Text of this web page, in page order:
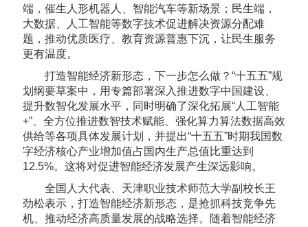
端，催生人形机器人、智能汽车等新场景；民生端，
大数据、人工智能等数字技术促进解决资源分配难
题，推动优质医疗、教育资源普惠下沉，让民生服务
更有温度。
打造智能经济新形态，下一步怎么做？“十五五”规
划纲要草案中，用专篇部署深入推进数字中国建设、
提升数智化发展水平，同时明确了深化拓展“人工智能
+”、全方位推进数智技术赋能、强化算力算法数据高效
供给等各项具体发展计划，并提出“十五五”时期我国数
字经济核心产业增加值占国内生产总值比重达到
12.5%。这将对促进智能经济发展产生深远影响。
全国人大代表、天津职业技术师范大学副校长王
劲松表示，打造智能经济新形态，是抢抓科技竞争先
机、推动经济高质量发展的战略选择。随着智能经济